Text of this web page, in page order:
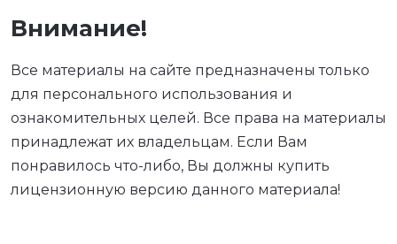
Внимание!
Все материалы на сайте предназначены только
для персонального использования и
ознакомительных целей. Все права на материалы
принадлежат их владельцам. Если Вам
понравилось что-либо, Вы должны купить
лицензионную версию данного материала!